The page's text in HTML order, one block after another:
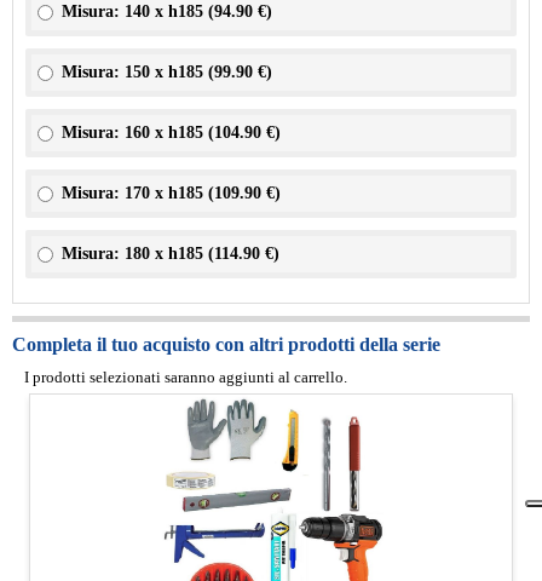
Misura: 140 x h185 (94.90 €)
Misura: 150 x h185 (99.90 €)
Misura: 160 x h185 (104.90 €)
Misura: 170 x h185 (109.90 €)
Misura: 180 x h185 (114.90 €)
Completa il tuo acquisto con altri prodotti della serie
I prodotti selezionati saranno aggiunti al carrello.